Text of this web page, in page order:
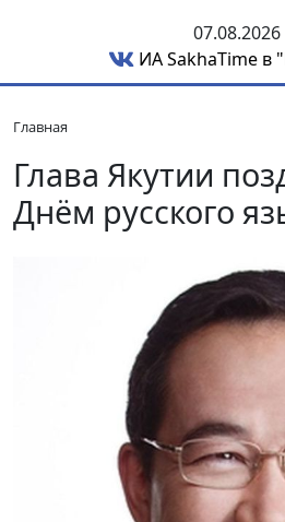
07.08.2026
ИА SakhaTime в
Главная
Глава Якутии
Днём русского